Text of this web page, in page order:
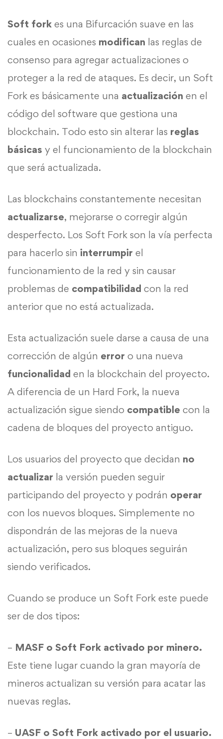
Soft fork es una Bifurcación suave en las
cuales en ocasiones modifican las reglas de
consenso para agregar actualizaciones o
proteger a la red de ataques. Es decir, un Soft
Fork es básicamente una actualización en el
código del software que gestiona una
blockchain. Todo esto sin alterar las reglas
básicas y el funcionamiento de la blockchain
que será actualizada.
Las blockchains constantemente necesitan
actualizarse, mejorarse o corregir algún
desperfecto. Los Soft Fork son la vía perfecta
para hacerlo sin interrumpir el
funcionamiento de la red y sin causar
problemas de compatibilidad con la red
anterior que no está actualizada.
Esta actualización suele darse a causa de una
corrección de algún error o una nueva
funcionalidad en la blockchain del proyecto.
A diferencia de un Hard Fork, la nueva
actualización sigue siendo compatible con la
cadena de bloques del proyecto antiguo.
Los usuarios del proyecto que decidan no
actualizar la versión pueden seguir
participando del proyecto y podrán operar
con los nuevos bloques. Simplemente no
dispondrán de las mejoras de la nueva
actualización, pero sus bloques seguirán
siendo verificados.
Cuando se produce un Soft Fork este puede
ser de dos tipos:
– MASF o Soft Fork activado por minero.
Este tiene lugar cuando la gran mayoría de
mineros actualizan su versión para acatar las
nuevas reglas.
– UASF o Soft Fork activado por el usuario.